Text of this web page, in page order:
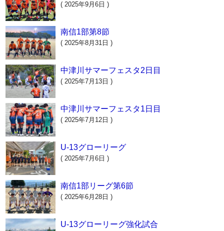
( 2025年9月6日 )
南信1部第8節
( 2025年8月31日 )
中津川サマーフェスタ2日目
( 2025年7月13日 )
中津川サマーフェスタ1日目
( 2025年7月12日 )
U-13グローリーグ
( 2025年7月6日 )
南信1部リーグ第6節
( 2025年6月28日 )
U-13グローリーグ強化試合